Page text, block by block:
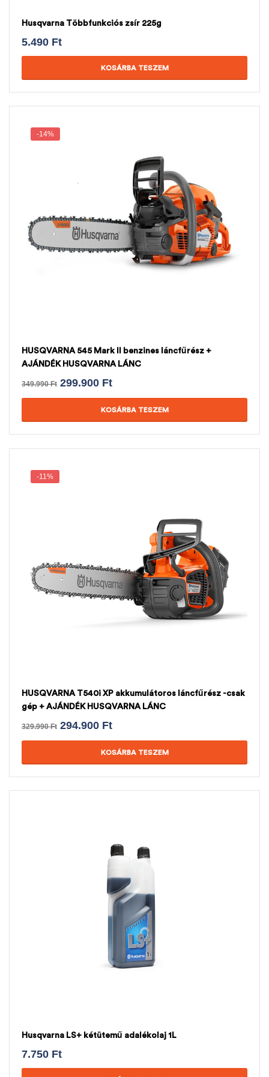
Husqvarna Többfunkciós zsír 225g
5.490 Ft
KOSÁRBA TESZEM
-14%
HUSQVARNA 545 Mark II benzines láncfűrész +
AJÁNDÉK HUSQVARNA LÁNC
349.990Ft 299.900 Ft
KOSÁRBA TESZEM
-11%
HUSQVARNA T540i XP akkumulátoros láncfűrész -csak
gép + AJÁNDÉK HUSQVARNA LÁNC
329.990Ft 294.900 Ft
KOSÁRBA TESZEM
Husqvarna LS+ kétütemű adalékolaj 1L
7.750 Ft